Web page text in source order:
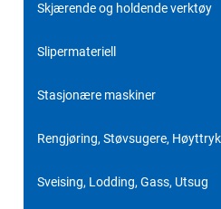
Skjærende og holdende verktøy
Slipermateriell
Stasjonære maskiner
Rengjøring, Støvsugere,
Sveising, Lodding, Gass, Utsug